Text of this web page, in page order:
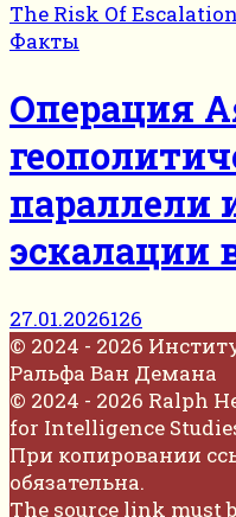
Факты
Операция
параллели
эскалации
27.01.2026126
© 2024 - 2026
Ральфа Ван Демана
© 2024 - 2026 Ralph
for Intelligence
При копировании
обязательна.
The source link must